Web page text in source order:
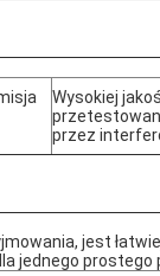
Wysokiej
przez
jest
jednego prostego